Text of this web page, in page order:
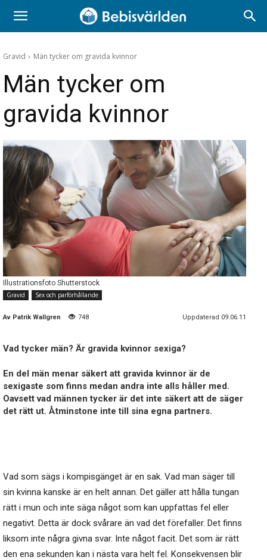
Gravid Män tycker om gravida kvinnor
Män tycker om
gravida kvinnor
Illustrationsfoto Shutterstock
Gravid
Sex och parförhållande
Av Patrik Wallgren 748 Uppdaterad 09.06.11
Vad tycker män? Är gravida kvinnor sexiga?
En del män menar säkert att gravida kvinnor är de
sexigaste som finns medan andra inte alls håller med.
Oavsett vad männen tycker är det inte säkert att de säger
det rätt ut. Åtminstone inte till sina egna partners.
Vad som sägs i kompisgänget är en sak. Vad man säger till
sin kvinna kanske är en helt annan. Det gäller att hålla tungan
rätt i mun och inte säga något som kan uppfattas fel eller
negativt. Detta är dock svårare än vad det förefaller. Det finns
liksom inte några givna svar. Inte något facit. Det som är rätt
den ena sekunden kan i nästa vara helt fel. Konsekvensen blir